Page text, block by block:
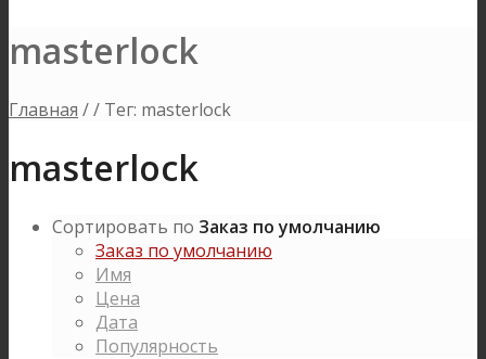
masterlock
Главная // Тег: masterlock
masterlock
Сортировать по Заказ по умолчанию
Заказ по умолчанию
Имя
Цена
Дата
Популярность